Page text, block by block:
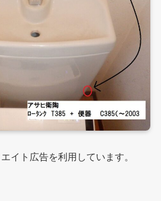
イト広告を利用しています。